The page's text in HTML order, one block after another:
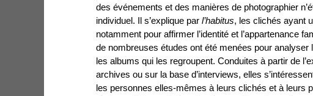
des événements et des manières de photographier
individuel. Il s’explique par l’habitus, les clichés ayant
notamment pour affirmer l’identité et l’appartenance
de nombreuses études ont été menées pour analyser
les albums qui les regroupent. Conduites à partir de
archives ou sur la base d’interviews, elles
les personnes elles-mêmes à leurs clichés et à leurs